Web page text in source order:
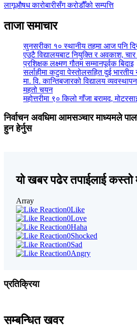
लागूऔषध कारोबारीसँग करोडौँको सम्पत्ति
ताजा समाचार
सुनसरीका १० स्थानीय तहमा आज पनि
एउटै विद्यालयबाट नियुक्ति र अवकाश,
प्रशिक्षक लक्ष्मण गौतम सम्मानपूर्वक बिदाइ
सर्लाहीमा कटुवा पेस्तोलसहित दुई
मा. वि. कान्तिबजारको विद्यालय
महतो चयन
महोत्तरीमा ९० किलो गाँजा बरामद,
निर्वाचन अवधिमा आमसञ्चार माध्यमले
हुन हेर्नुस
यो खबर पढेर तपाईलाई
Array
0Like
0Love
0Haha
0Shocked
0Sad
0Angry
प्रतिक्रिया
सम्बन्धित खवर